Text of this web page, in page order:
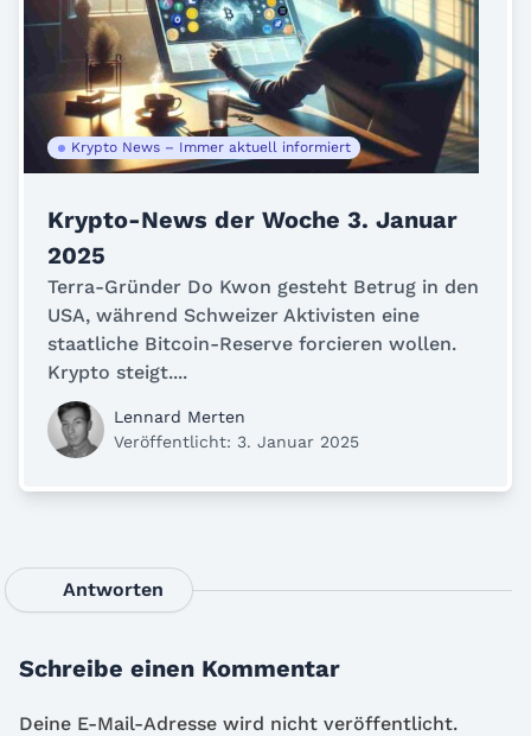
Krypto News – Immer aktuell informiert
Krypto-News der Woche 3. Januar
2025
Terra-Gründer Do Kwon gesteht Betrug in den
USA, während Schweizer Aktivisten eine
staatliche Bitcoin-Reserve forcieren wollen.
Krypto steigt....
Lennard Merten
Veröffentlicht: 3. Januar 2025
Antworten
Schreibe einen Kommentar
Deine E-Mail-Adresse wird nicht veröffentlicht.